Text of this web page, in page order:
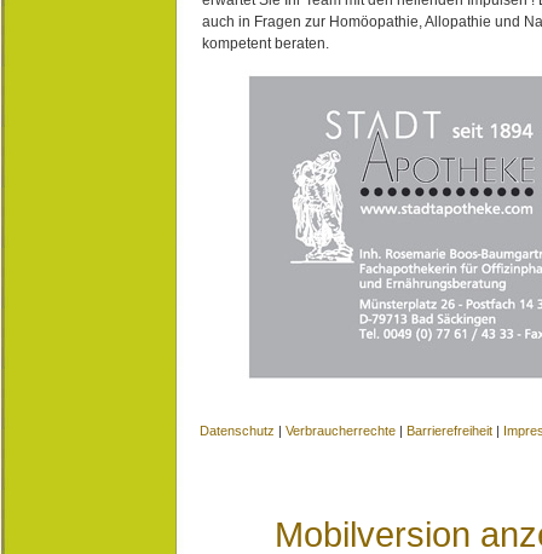
auch in Fragen zur Homöopathie, Allopathie und
kompetent beraten.
Datenschutz | Verbraucherrechte | Barrierefreiheit |
Mobilversion